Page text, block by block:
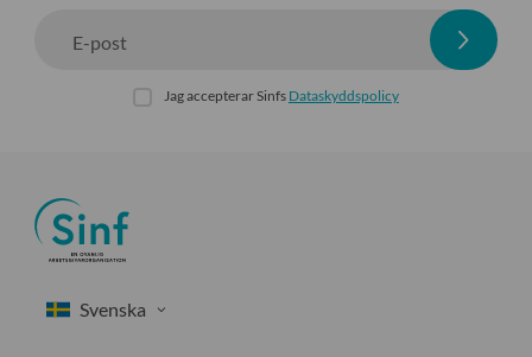
E-post
Jag accepterar Sinfs Dataskyddspolicy